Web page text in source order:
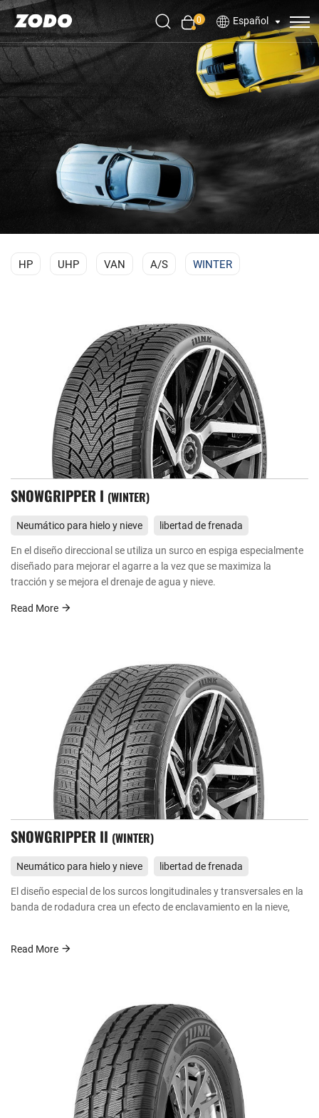
0 Español
HP UHP VAN A/S WINTER
SNOWGRIPPER I WINTER
Neumático para hielo y nieve
libertad de frenada
En el diseño direccional se utiliza un surco en espiga especialmente
diseñado para mejorar el agarre a la vez que se maximiza la
tracción y se mejora el drenaje de agua y nieve.
Read More
SNOWGRIPPER II WINTER
Neumático para hielo y nieve
libertad de frenada
El diseño especial de los surcos longitudinales y transversales en la
banda de rodadura crea un efecto de enclavamiento en la nieve,
Read More